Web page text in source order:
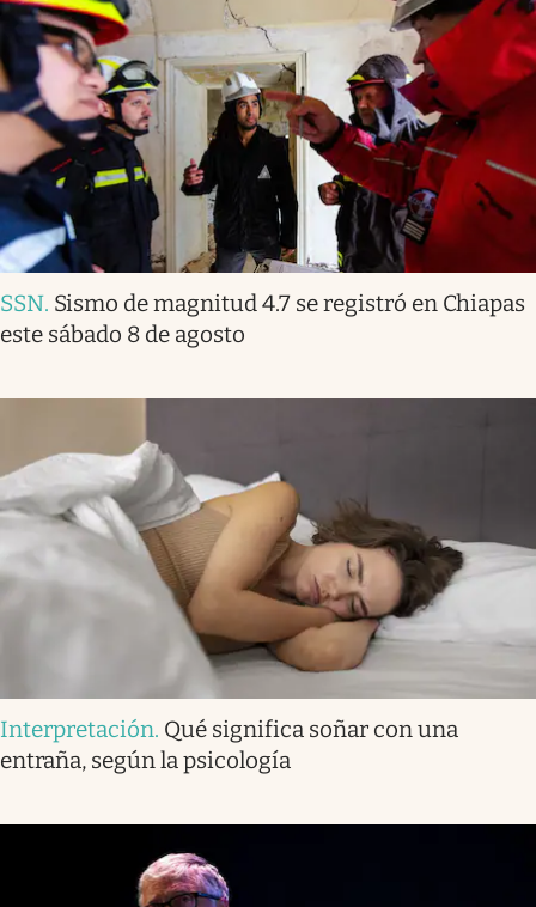
SSN. Sismo de magnitud 4.7 se registró en Chiapas
este sábado 8 de agosto
Interpretación. Qué significa soñar con una
entraña, según la psicología